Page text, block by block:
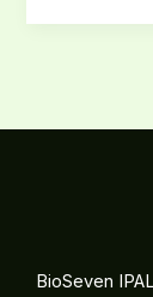
BioSeven